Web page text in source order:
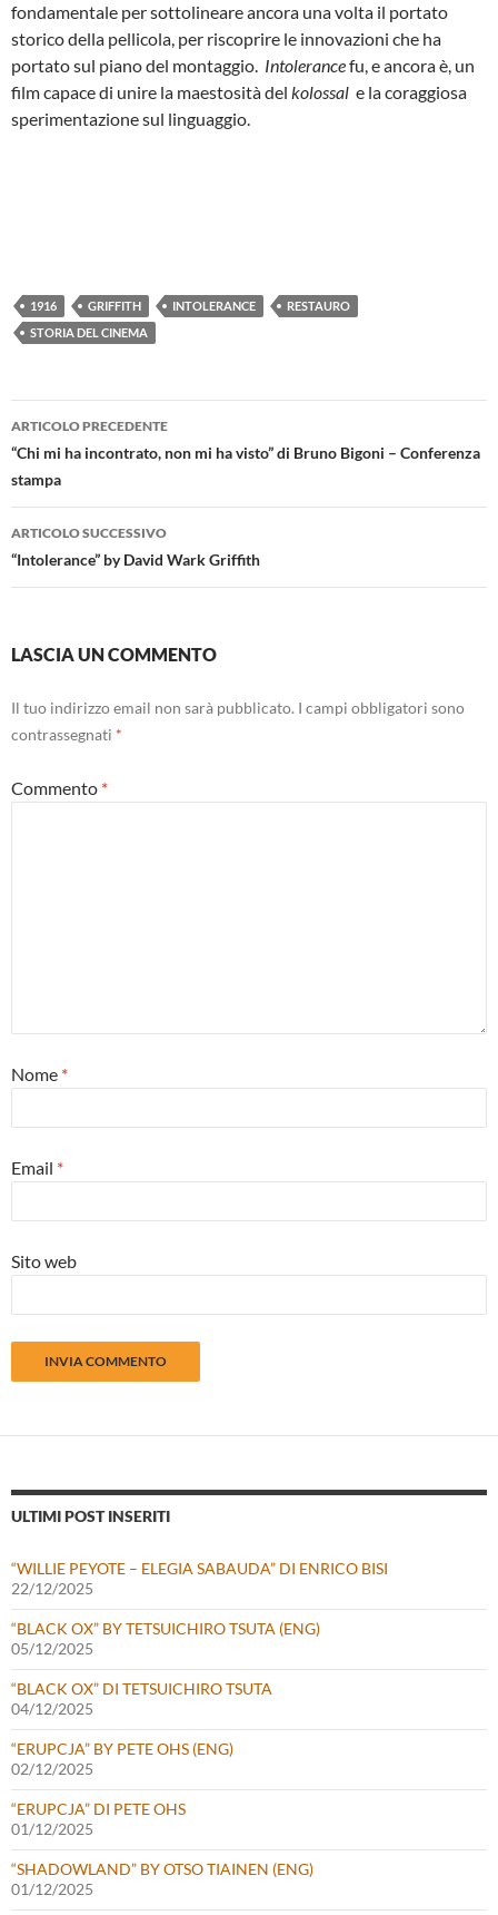
fondamentale per sottolineare ancora una volta il portato
storico della pellicola, per riscoprire le innovazioni che ha
portato sul piano del montaggio. Intolerancefu, e ancora è, un
film capace di unire la maestosità del kolossal e la coraggiosa
sperimentazione sul linguaggio.
1916 GRIFFITH INTOLERANCE
RESTAURO
STORIA DEL CINEMA
Navigazione
articolo
ARTICOLO PRECEDENTE
“Chi mi ha incontrato, non mi ha visto” di Bruno Bigoni – Conferenza
stampa
ARTICOLO SUCCESSIVO
“Intolerance” by David Wark Griffith
LASCIA UN COMMENTO
Il tuo indirizzo email non sarà pubblicato. I campi obbligatori sono
contrassegnati *
Commento *
Nome *
Email *
Sito web
ULTIMI POST INSERITI
“WILLIE PEYOTE – ELEGIA SABAUDA” DI ENRICO BISI
22/12/2025
“BLACK OX” BY TETSUICHIRO TSUTA (ENG)
05/12/2025
“BLACK OX” DI TETSUICHIRO TSUTA
04/12/2025
“ERUPCJA” BY PETE OHS (ENG)
02/12/2025
“ERUPCJA” DI PETE OHS
01/12/2025
“SHADOWLAND” BY OTSO TIAINEN (ENG)
01/12/2025